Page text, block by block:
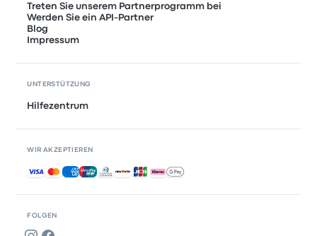
FOLGEN
Treten Sie unserem Partnerprogramm bei
Werden Sie ein API-Partner
Blog
Impressum
UNTERSTÜTZUNG
Hilfezentrum
WIR AKZEPTIEREN
Akzeptierte Zahlungsmethoden